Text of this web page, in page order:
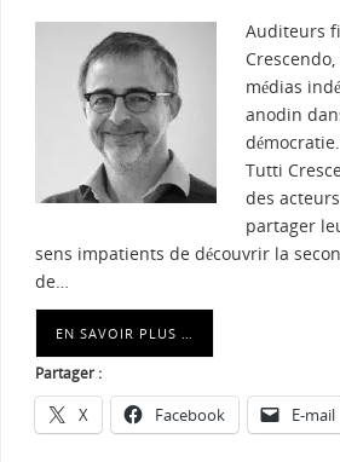
Auditeurs
médias
anodin
Tutti
des
partager
sens impatients de découvrir la
de…
EN SAVOIR PLUS …
Partager :
X Facebook E-mail